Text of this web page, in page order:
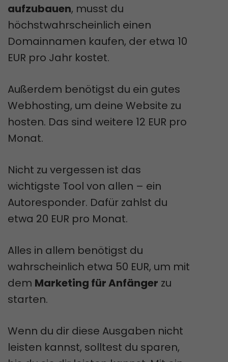
aufzubauen, musst du
höchstwahrscheinlich einen
Domainnamen kaufen, der etwa 10
EUR pro Jahr kostet.
Außerdem benötigst du ein gutes
Webhosting, um deine Website zu
hosten. Das sind weitere 12 EUR pro
Monat.
Nicht zu vergessen ist das
wichtigste Tool von allen – ein
Autoresponder. Dafür zahlst du
etwa 20 EUR pro Monat.
Alles in allem benötigst du
wahrscheinlich etwa 50 EUR, um mit
dem Marketing für Anfänger zu
starten.
Wenn du dir diese Ausgaben nicht
leisten kannst, solltest du sparen,